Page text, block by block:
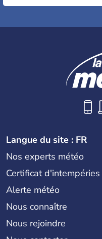
Langue du site : FR
Nos experts météo
Certificat d'intempéries
Alerte météo
Nous connaître
Nous rejoindre